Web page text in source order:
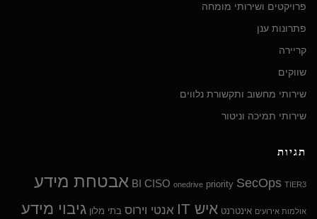
פרויקטים ושירותי מומחה
פתרונות ענן
קריירה
שווקים
שירותי מחשוב ותקשורת נלווים
שירותי תמיכה וניטור
תגיות
BI CISO onedrive priority SecOps TIER3 אבטחת מידע
אולמות אירועים אינטרנט איש IT אנטי וירוס בתי מלון גיבוי מידע